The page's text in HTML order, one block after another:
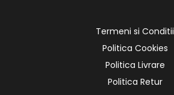
Termeni si Conditii
Politica Cookies
Politica Livrare
Politica Retur